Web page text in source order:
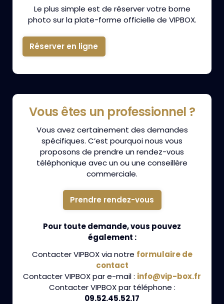
Le plus simple est de réserver votre borne
photo sur la plate-forme officielle de VIPBOX.
Réserver en ligne
Vous êtes un professionnel ?
Vous avez certainement des demandes
spécifiques. C’est pourquoi nous vous
proposons de prendre un rendez-vous
téléphonique avec un ou une conseillère
commerciale.
Prendre rendez-vous
Pour toute demande, vous pouvez
également :
Contacter VIPBOX via notre formulaire de
contact
Contacter VIPBOX par e-mail : info@vip-box.fr
Contacter VIPBOX par téléphone :
09.52.45.52.17